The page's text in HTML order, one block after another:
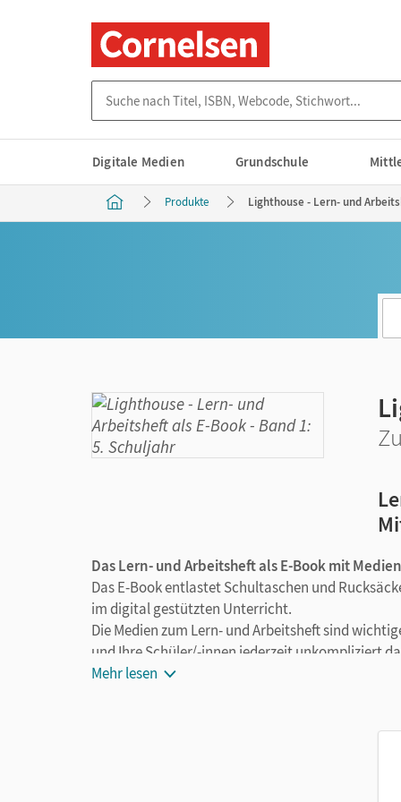
Digitale Medien Grundschule
Produkte Lighthouse - Lern- und
Das Lern- und Arbeitsheft als E-Book mit
Das E-Book entlastet Schultaschen und
im digital gestützten Unterricht.
Die Medien zum Lern- und Arbeitsheft sind
und Ihre Schüler/-innen jederzeit unkompliziert
zeitsparend und abwechslungsreich. Kein
Mehr lesen